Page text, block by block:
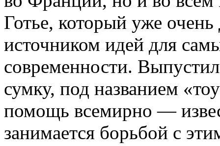
Готье, который уже очень
источником идей для
современности.
сумку, под названием
помощь всемирно —
занимается борьбой с